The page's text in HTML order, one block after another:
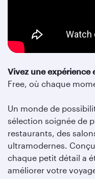
Vivez une expérience
Free, où chaque
Un monde de
sélection soignée de
restaurants, des
ultramodernes.
chaque petit détail a
améliorer votre